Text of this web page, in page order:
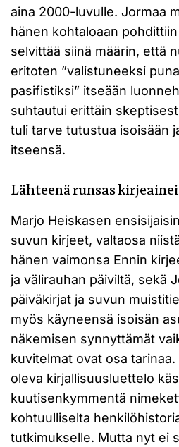
aina 2000-luvulle. Jormaa
hänen kohtaloaan
selvittää siinä määrin, että
eritoten ”valistuneeksi
pasifistiksi” itseään
suhtautui erittäin
tuli tarve tutustua isoisään
itseensä.
Lähteenä runsas
Marjo Heiskasen
suvun kirjeet, valtaosa
hänen vaimonsa Ennin
ja välirauhan päiviltä, sekä
päiväkirjat ja suvun
myös käyneensä isoisän
näkemisen synnyttämät
kuvitelmat ovat osa
oleva kirjallisuusluettelo
kuutisenkymmentä
kohtuulliselta
tutkimukselle. Mutta nyt ei